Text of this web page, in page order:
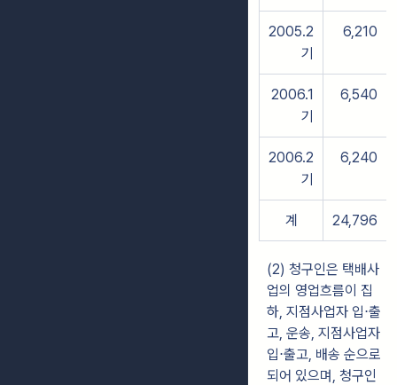
2005.2
기
6,210
2006.1
기
6,540
2006.2
기
6,240
계 24,796
(2) 청구인은 택배사
업의 영업흐름이 집
하, 지점사업자 입⋅출
고, 운송, 지점사업자
입⋅출고, 배송 순으로
되어 있으며, 청구인